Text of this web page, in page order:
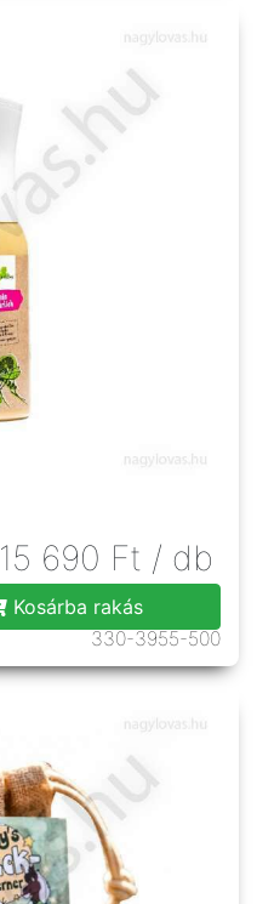
15 690 Ft / db
Kosárba rakás
330-3955-500